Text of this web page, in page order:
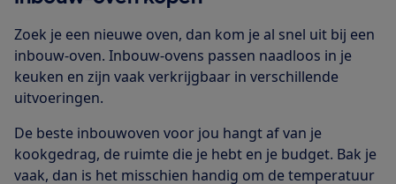
Zoek je een nieuwe oven, dan kom je al snel uit bij een
inbouw-oven. Inbouw-ovens passen naadloos in je
keuken en zijn vaak verkrijgbaar in verschillende
uitvoeringen.
De beste inbouwoven voor jou hangt af van je
kookgedrag, de ruimte die je hebt en je budget. Bak je
vaak, dan is het misschien handig om de temperatuur